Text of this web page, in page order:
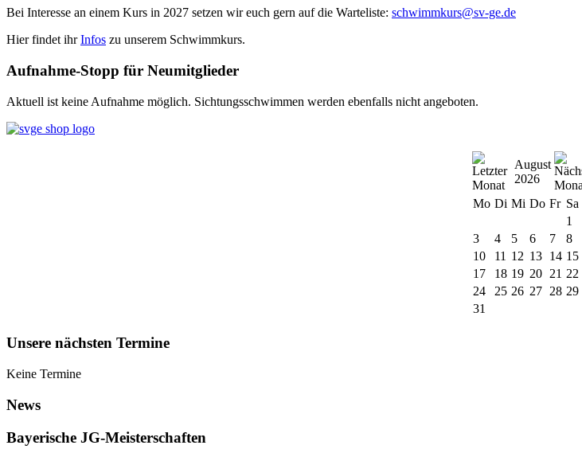
Bei Interesse an einem Kurs in 2027 setzen wir euch gern auf die Warteliste: schwimmkurs@sv-ge.de
Hier findet ihrInfos zu unserem Schwimmkurs.
Aufnahme-Stopp für Neumitglieder
Aktuell ist keine Aufnahme möglich. Sichtungsschwimmen werden ebenfalls nicht angeboten.
August
2026
Mo Di Mi Do Fr Sa
1
3
4 5 6 7 8
10
11 12 13 14 15
17
18 19 20 21 22
24
25 26 27 28 29
31
Unsere nächsten Termine
Keine Termine
News
Bayerische JG-Meisterschaften